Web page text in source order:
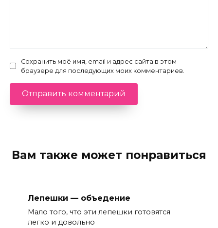
Сохранить моё имя, email и адрес сайта в этом
браузере для последующих моих комментариев.
Вам также может понравиться
Лепешки — объедение
Мало того, что эти лепешки готовятся
легко и довольно